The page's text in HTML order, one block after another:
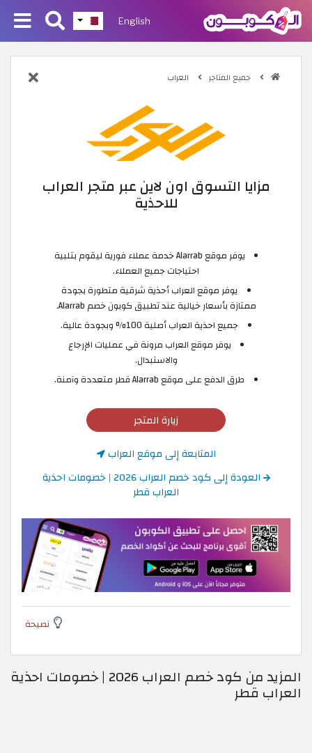
English
جميع المتاجر العراب
مزايا التسوق اون لاين عبر متجر العراب
للاحذية
يوفر موقع Alarrab خدمة عملاء فورية ليقوم بتلبية
احتياجات جميع العملاء.
يوفر موقع العراب أحذية شرقية متطورة بجودة
ممتازة بأسعار خيالية عند تطبيق كوبون خصم Alarrab.
جميع احذية العراب أصلية 100% وبجودة عالية.
يوفر موقع العراب مرونة في عمليات الإرجاع
والاستبدال.
طرق الدفع على موقع Alarrab قطر متعددة وآمنة.
زيارة المتجر
المتابعة إلى موقع العراب
العودة إلى كود خصم العراب 2026 | خصومات احذية
العراب قطر
نصيحة
المزيد من كود خصم العراب 2026 | خصومات احذية
العراب قطر